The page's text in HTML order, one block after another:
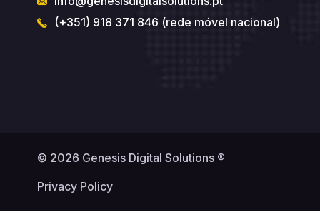
(+351) 918 371 846 (rede móvel nacional)
© 2026 Genesis Digital Solutions ®
Privacy Policy